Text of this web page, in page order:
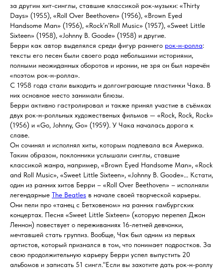
за другим хит-синглы, ставшие классикой рок-музыки: «Thirty
Days» (1955), «Roll Over Beethoven» (1956), «Brown Eyed
Handsome Man» (1956), «Rock’n’Roll Music» (1957), «Sweet Little
Sixteen» (1958), «Johnny B. Goode» (1958) и другие.
Берри как автор выделялся среди фигур раннего рок-н-ролла:
тексты его песен были своего рода небольшими историями,
полными неожиданных оборотов и иронии, не зря он был наречён
«поэтом рок-н-ролла».
С 1958 года стали выходить и долгоиграющие пластинки Чака. В
них основное место занимали блюзы.
Берри активно гастролировал и также принял участие в съёмках
двух рок-н-ролльных художественых фильмов — «Rock, Rock, Rock»
(1956) и «Go, Johnny, Go» (1959). У Чака началась дорога к
славе.
Он сочинял и исполнял хиты, которым подпевала вся Америка.
Таким образом, поклонники услышали синглы, ставшие
классикой жанра, например, «Brown Eyed Handsome Man», «Rock
and Roll Music», «Sweet Little Sixteen», «Johnny B. Goode»... Кстати,
один из ранних хитов Берри – «Roll Over Beethoven» – исполняли
легендарные The Beatles в начале своей творческой карьеры.
Они пели про «танец с Бетховеном» на ранних гамбургских
концертах. Песня «Sweet Little Sixteen» (которую перепел Джон
Леннон) повествует о переживаниях 16-летней девчонки,
мечтавшей стать группиз. Вообще, Чак был одним из первых
артистов, который признался в том, что понимает подростков. За
свою продолжительную карьеру Берри успел выпустить 20
альбомов и записать 51 сингл."Если вы захотите дать рок-н-роллу